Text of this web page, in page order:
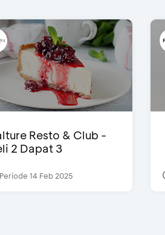
Resto & Club -
2 Dapat 3
Periode 14 Feb 2025